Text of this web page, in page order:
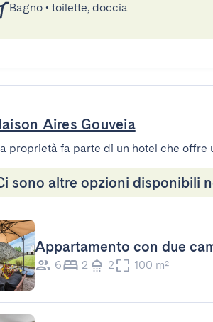
Bagno • toilette, doccia
Aires Gouveia
proprietà fa parte di un hotel che
sono altre opzioni disponibili
Appartamento con due
6 2 2 100 m²